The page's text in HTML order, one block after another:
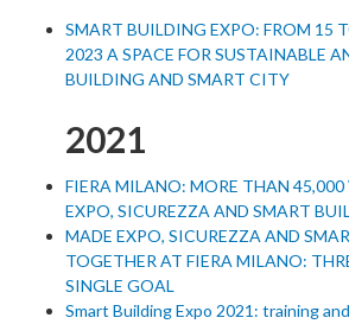
SMART BUILDING EXPO: FROM 15
2023 A SPACE FOR SUSTAINABLE
BUILDING AND SMART CITY
2021
FIERA MILANO: MORE THAN
EXPO, SICUREZZA AND SMART
MADE EXPO, SICUREZZA AND
TOGETHER AT FIERA MILANO:
SINGLE GOAL
Smart Building Expo 2021: training